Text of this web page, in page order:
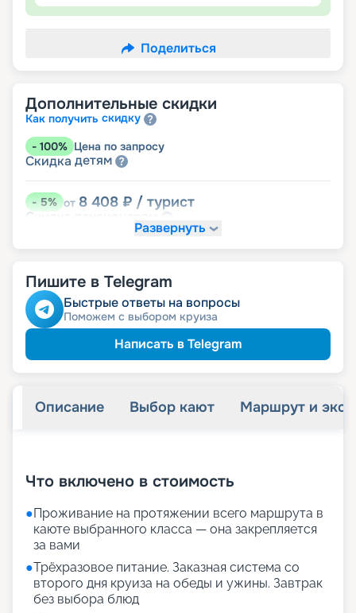
Поделиться
Дополнительные скидки
Как получить скидку
- 100% Цена по запросу
Скидка детям
-5% от 8 408 ₽ / турист
Скидка
Развернуть
Пишите в Telegram
Быстрые ответы на вопросы
Поможем с выбором круиза
Написать в Telegram
Описание Выбор кают Маршрут и
Что включено в стоимость
●Проживание на протяжении всего маршрута в
каюте выбранного класса — она закрепляется
за вами
●Трёхразовое питание. Заказная система со
второго дня круиза на обеды и ужины. Завтрак
без выбора блюд